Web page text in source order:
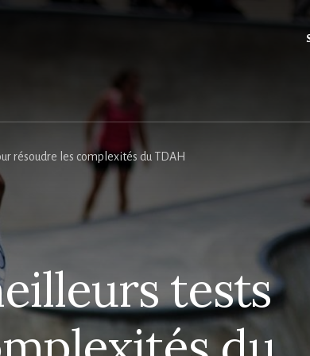
résoudre les complexités du TDAH
tests